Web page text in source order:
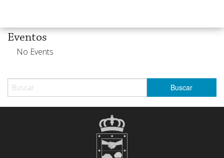
Eventos
No Events